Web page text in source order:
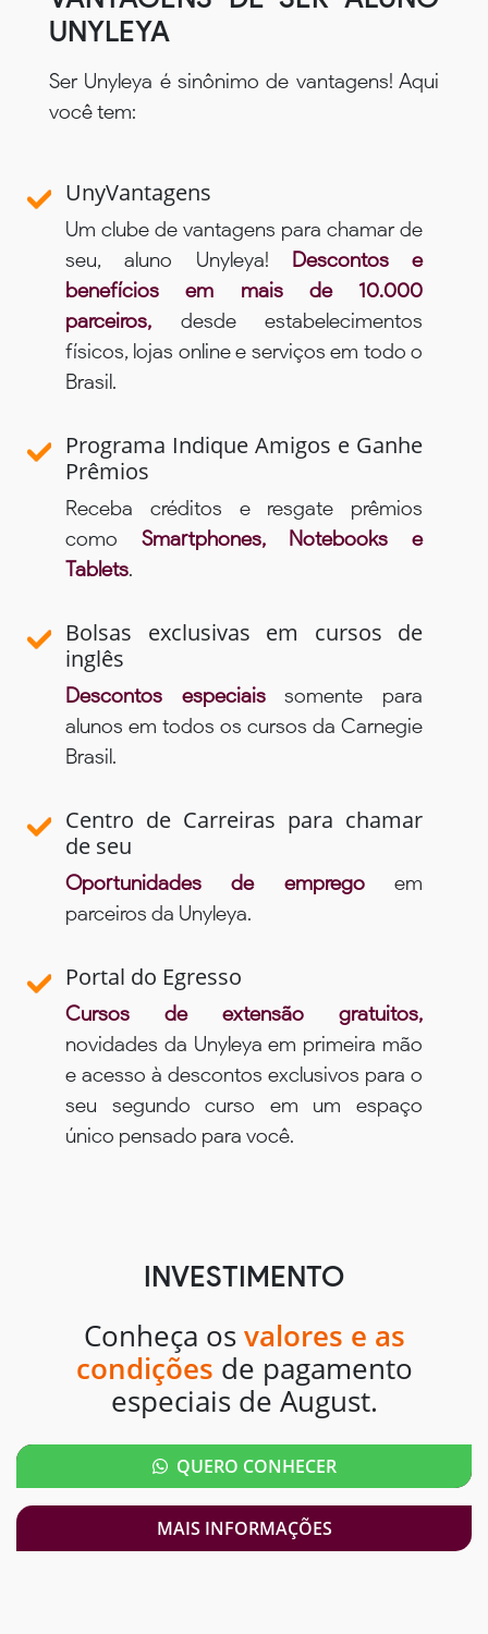
UNYLEYA
Ser Unyleya é sinônimo de vantagens! Aqui
você tem:
UnyVantagens
Um clube de vantagens para chamar de
seu, aluno Unyleya! Descontos e
benefícios em mais de 10.000
parceiros, desde estabelecimentos
físicos, lojas online e serviços em todo o
Brasil.
Programa Indique Amigos e Ganhe
Prêmios
Receba créditos e resgate prêmios
como Smartphones, Notebooks e
Tablets.
Bolsas exclusivas em cursos de
inglês
Descontos especiaissomente para
alunos em todos os cursos da Carnegie
Brasil.
Centro de Carreiras para chamar
de seu
Oportunidades de empregoem
parceiros da Unyleya.
Portal do Egresso
Cursos de extensão gratuitos,
novidades da Unyleya em primeira mão
e acesso à descontos exclusivos para o
seu segundo curso em um espaço
único pensado para você.
INVESTIMENTO
Conheça os valores e as
condições de pagamento
especiais de August.
QUERO CONHECER
MAIS INFORMAÇÕES